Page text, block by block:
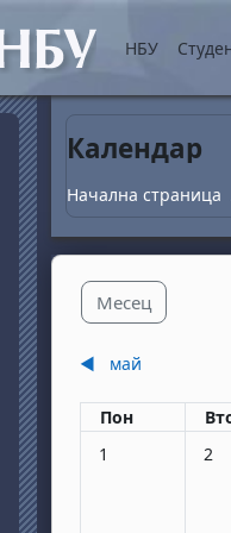
Прескочи на
НБУ
Календар
Начална страница
Месец
◀︎ май
Понеделник
Пон
Няма събития,
1 2